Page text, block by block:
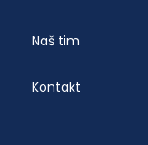
Naš tim
Kontakt